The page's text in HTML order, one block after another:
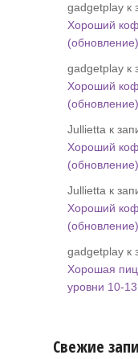
gadgetplay к
Хороший
(обновление)
gadgetplay к
Хороший
(обновление)
Jullietta к
Хороший
(обновление)
Jullietta к
Хороший
(обновление)
gadgetplay к
Хорошая
уровни 10-13
Свежие